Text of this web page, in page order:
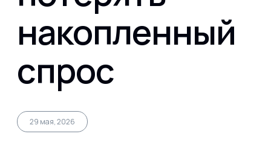
Капсул
Коллагена
Протеина
накопленный
спрос
29 мая, 2026